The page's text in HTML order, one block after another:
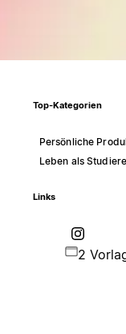
Top-Kategorien
Persönliche
Leben als
Links
2